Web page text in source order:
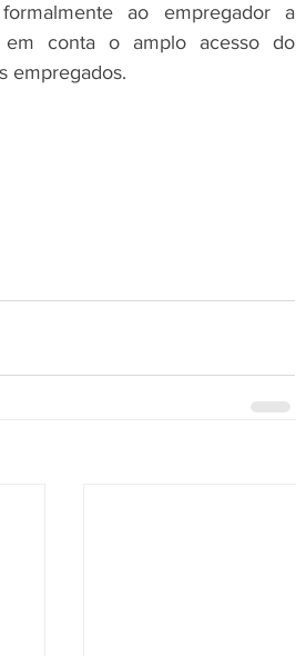
ao empregador a
em conta o amplo acesso do
empregados.